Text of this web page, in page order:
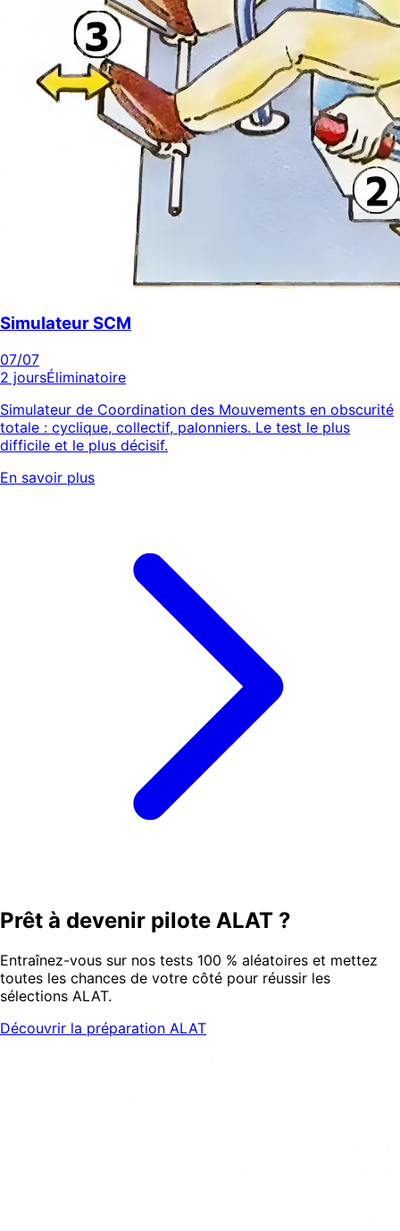
Simulateur SCM
07/07
2 joursÉliminatoire
Simulateur de Coordination des Mouvements en obscurité
totale : cyclique, collectif, palonniers. Le test le plus
difficile et le plus décisif.
En savoir plus
Prêt à devenir pilote ALAT ?
Entraînez-vous sur nos tests 100 % aléatoires et mettez
toutes les chances de votre côté pour réussir les
sélections ALAT.
Découvrir la préparation ALAT